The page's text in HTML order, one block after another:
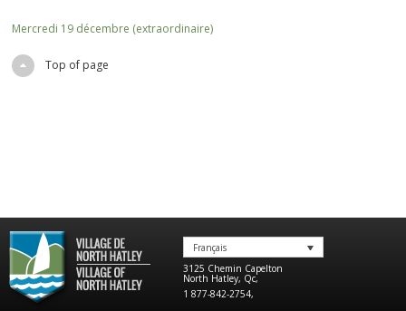
Mercredi 19 décembre (extraordinaire)
Top of page
Français
3125 Chemin Capelton
North Hatley, Qc,
1 877-842-2754,